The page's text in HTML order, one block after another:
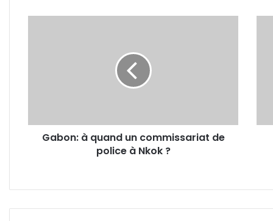
Nkok
Gabon: à quand un commissariat de
police à Nkok ?
des